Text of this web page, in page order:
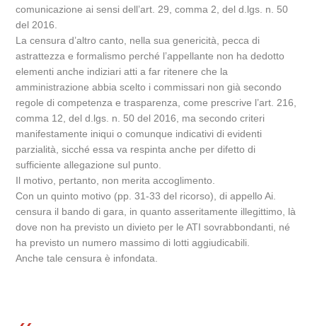
comunicazione ai sensi dell’art. 29, comma 2, del d.lgs. n. 50
del 2016.
La censura d’altro canto, nella sua genericità, pecca di
astrattezza e formalismo perché l’appellante non ha dedotto
elementi anche indiziari atti a far ritenere che la
amministrazione abbia scelto i commissari non già secondo
regole di competenza e trasparenza, come prescrive l’art. 216,
comma 12, del d.lgs. n. 50 del 2016, ma secondo criteri
manifestamente iniqui o comunque indicativi di evidenti
parzialità, sicché essa va respinta anche per difetto di
sufficiente allegazione sul punto.
Il motivo, pertanto, non merita accoglimento.
Con un quinto motivo (pp. 31-33 del ricorso), di appello Ai.
censura il bando di gara, in quanto asseritamente illegittimo, là
dove non ha previsto un divieto per le ATI sovrabbondanti, né
ha previsto un numero massimo di lotti aggiudicabili.
Anche tale censura è infondata.